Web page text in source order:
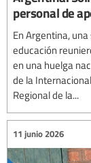
personal de
En Argentina,
educación
en una huelga
de la
Regional de la...
11 junio 2026